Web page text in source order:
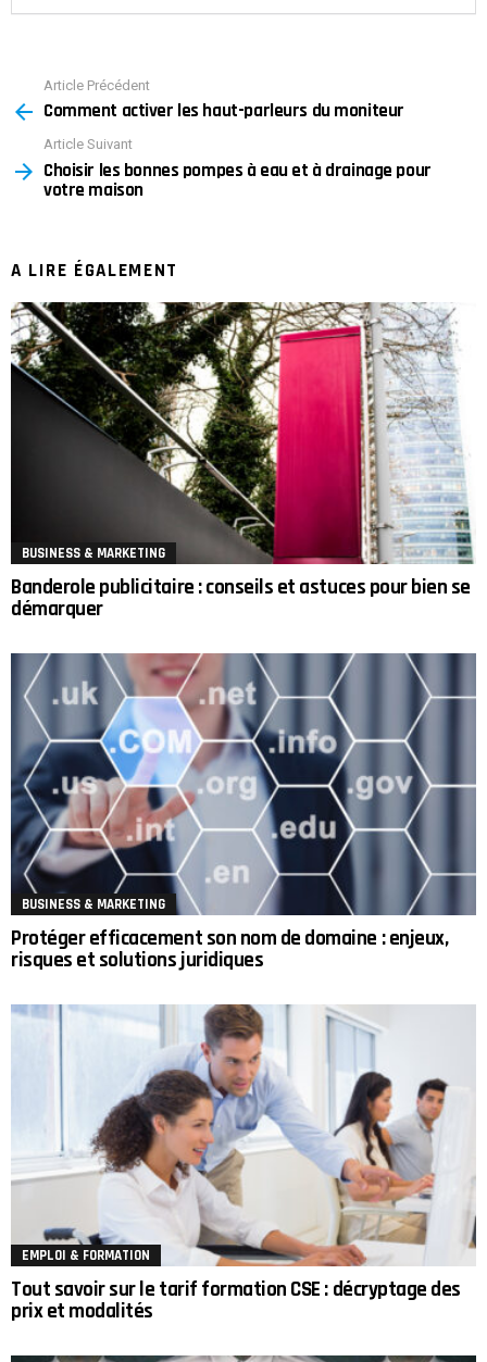
more
Article Précédent
Comment activer les haut-parleurs du moniteur
Article Suivant
Choisir les bonnes pompes à eau et à drainage pour
votre maison
A LIRE ÉGALEMENT
BUSINESS & MARKETING
Banderole publicitaire : conseils et astuces pour bien se
démarquer
BUSINESS & MARKETING
Protéger efficacement son nom de domaine : enjeux,
risques et solutions juridiques
EMPLOI & FORMATION
Tout savoir sur le tarif formation CSE : décryptage des
prix et modalités